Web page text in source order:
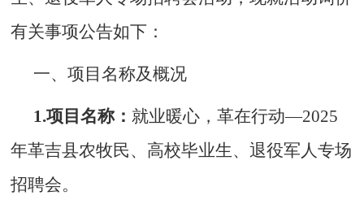
有关事项公告如下：
一、项目名称及概况
1.项目名称： 就业暖心，革在行动—2025
年革吉县农牧民、 高校毕业生、退役军人专场
招聘会。